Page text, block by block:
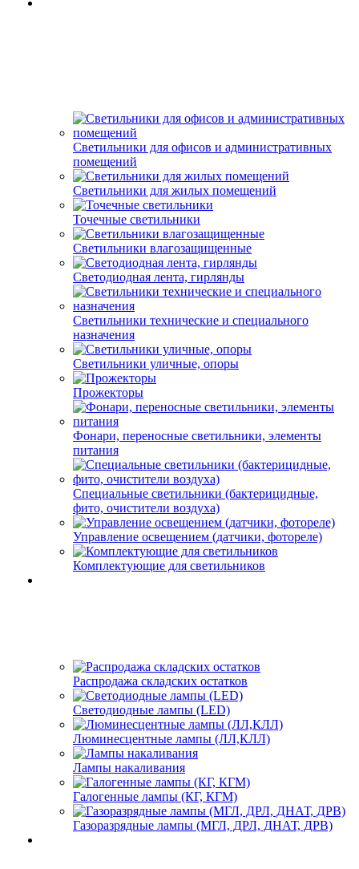
Светильники для офисов и административных
помещений
Светильники для жилых помещений
Точечные светильники
Светильники влагозащищенные
Светодиодная лента, гирлянды
Светильники технические и специального
назначения
Светильники уличные, опоры
Прожекторы
Фонари, переносные светильники, элементы
питания
Специальные светильники (бактерицидные,
фито, очистители воздуха)
Управление освещением (датчики, фотореле)
Комплектующие для светильников
Распродажа складских остатков
Светодиодные лампы (LED)
Люминесцентные лампы (ЛЛ,КЛЛ)
Лампы накаливания
Галогенные лампы (КГ, КГМ)
Газоразрядные лампы (МГЛ, ДРЛ, ДНАТ, ДРВ)